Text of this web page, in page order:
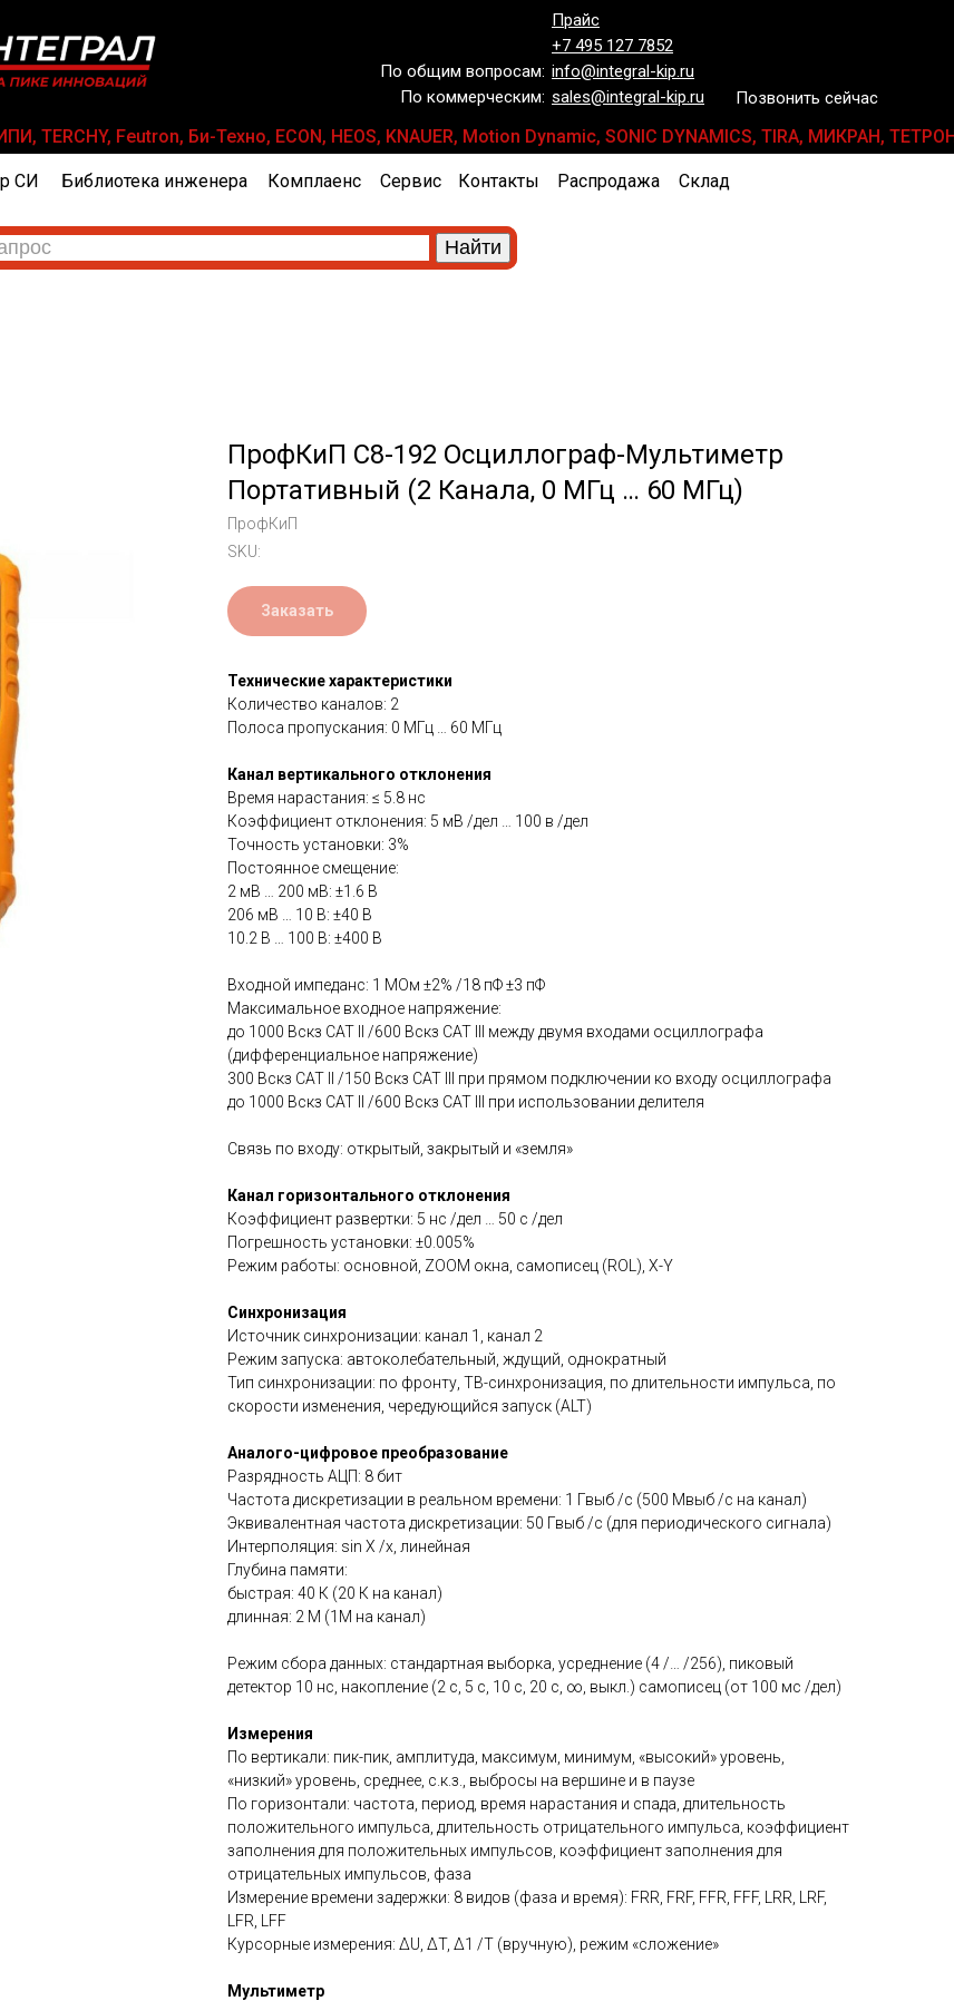
Прайс
+7 495 127 7852
info@integral-kip.ru
sales@integral-kip.ru
По общим вопросам:
По коммерческим:
Позвонить сейчас
Feutron, Би-Техно, ECON, HEOS, KNAUER, Motion Dynamic, SONIC DYNAMICS, TIRA, МИКРАН, ТЕТРОН,
Контакты
СИ Библиотека инженера Комплаенс Сервис Распродажа Склад
ПрофКиП С8-192 Осциллограф-Мультиметр
Портативный (2 Канала, 0 МГц … 60 МГц)
ПрофКиП
SKU:
Заказать
Технические характеристики
Количество каналов: 2
Полоса пропускания: 0 МГц … 60 МГц
Канал вертикального отклонения
Время нарастания: ≤ 5.8 нс
Коэффициент отклонения: 5 мВ /дел … 100 в /дел
Точность установки: 3%
Постоянное смещение:
2 мВ … 200 мВ: ±1.6 В
206 мВ … 10 В: ±40 В
10.2 В … 100 В: ±400 В
Входной импеданс: 1 МОм ±2% /18 пФ ±3 пФ
Максимальное входное напряжение:
до 1000 Вскз CAT II /600 Вскз CAT III между двумя входами осциллографа
(дифференциальное напряжение)
300 Вскз CAT II /150 Вскз CAT III при прямом подключении ко входу осциллографа
до 1000 Вскз CAT II /600 Вскз CAT III при использовании делителя
Связь по входу: открытый, закрытый и «земля»
Канал горизонтального отклонения
Коэффициент развертки: 5 нс /дел … 50 с /дел
Погрешность установки: ±0.005%
Режим работы: основной, ZOOM окна, самописец (ROL), X-Y
Синхронизация
Источник синхронизации: канал 1, канал 2
Режим запуска: автоколебательный, ждущий, однократный
Тип синхронизации: по фронту, ТВ-синхронизация, по длительности импульса, по
скорости изменения, чередующийся запуск (ALT)
Аналого-цифровое преобразование
Разрядность АЦП: 8 бит
Частота дискретизации в реальном времени: 1 Гвыб /с (500 Мвыб /с на канал)
Эквивалентная частота дискретизации: 50 Гвыб /с (для периодического сигнала)
Интерполяция: sin X /x, линейная
Глубина памяти:
быстрая: 40 К (20 К на канал)
длинная: 2 М (1М на канал)
Режим сбора данных: стандартная выборка, усреднение (4 /… /256), пиковый
детектор 10 нс, накопление (2 с, 5 с, 10 с, 20 с, ∞, выкл.) самописец (от 100 мс /дел)
Измерения
По вертикали: пик-пик, амплитуда, максимум, минимум, «высокий» уровень,
«низкий» уровень, среднее, с.к.з., выбросы на вершине и в паузе
По горизонтали: частота, период, время нарастания и спада, длительность
положительного импульса, длительность отрицательного импульса, коэффициент
заполнения для положительных импульсов, коэффициент заполнения для
отрицательных импульсов, фаза
Измерение времени задержки: 8 видов (фаза и время): FRR, FRF, FFR, FFF, LRR, LRF,
LFR, LFF
Курсорные измерения: ΔU, ΔT, Δ1 /T (вручную), режим «сложение»
Мультиметр